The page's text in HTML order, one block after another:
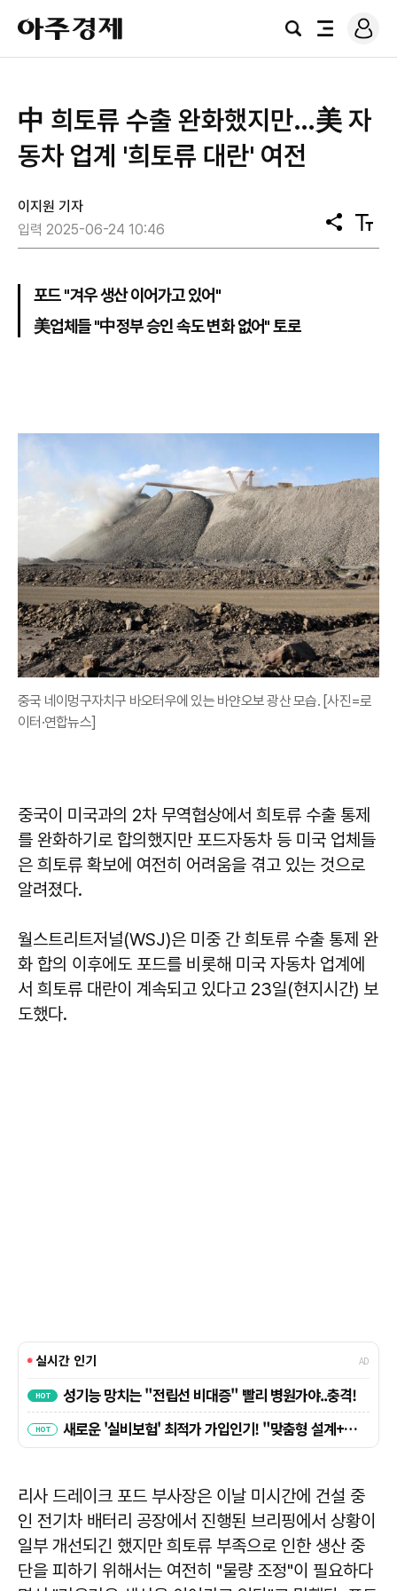
아
주
경
검
전
로
그
中 희토류 수출 완화했지만…美 자
동차 업계 '희토류 대란' 여전
이지원 기자
입력 2025-06-24 10:46
공
유
텍
스
포드 "겨우 생산 이어가고 있어"
美업체들 "中정부 승인 속도 변화 없어" 토로
중국 네이멍구자치구 바오터우에 있는 바얀오보 광산 모습. [사진=로
이터·연합뉴스]
중국이 미국과의 2차 무역협상에서 희토류 수출 통제
를 완화하기로 합의했지만 포드자동차 등 미국 업체들
은 희토류 확보에 여전히 어려움을 겪고 있는 것으로
알려졌다.
월스트리트저널(WSJ)은 미중 간 희토류 수출 통제 완
화 합의 이후에도 포드를 비롯해 미국 자동차 업계에
서 희토류 대란이 계속되고 있다고 23일(현지시간) 보
도했다.
리사 드레이크 포드 부사장은 이날 미시간에 건설 중
인 전기차 배터리 공장에서 진행된 브리핑에서 상황이
일부 개선되긴 했지만 희토류 부족으로 인한 생산 중
단을 피하기 위해서는 여전히 "물량 조정"이 필요하다